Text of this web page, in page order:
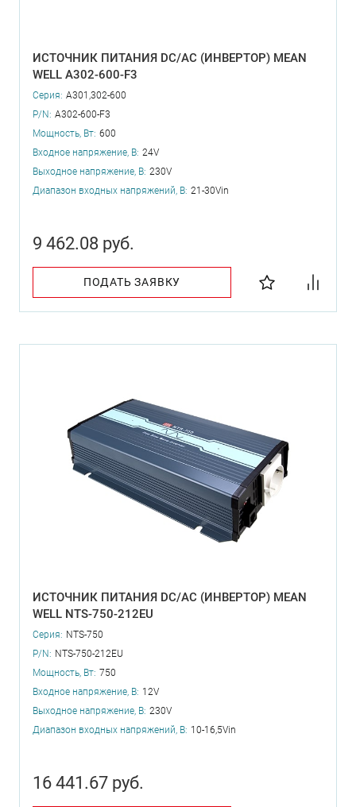
ИСТОЧНИК ПИТАНИЯ DC/AC (ИНВЕРТОР) MEAN
WELL A302-600-F3
Серия: A301,302-600
P/N: A302-600-F3
Мощность, Вт: 600
Входное напряжение, В: 24V
Выходное напряжение, В: 230V
Диапазон входных напряжений, В: 21-30Vin
9 462.08 руб.
ПОДАТЬ ЗАЯВКУ
ИСТОЧНИК ПИТАНИЯ DC/AC (ИНВЕРТОР) MEAN
WELL NTS-750-212EU
Серия: NTS-750
P/N: NTS-750-212EU
Мощность, Вт: 750
Входное напряжение, В: 12V
Выходное напряжение, В: 230V
Диапазон входных напряжений, В: 10-16,5Vin
16 441.67 руб.